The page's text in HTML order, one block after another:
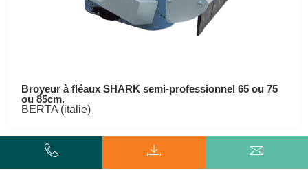
Broyeur à fléaux SHARK semi-professionnel 65 ou 75
ou 85cm.
BERTA (italie)